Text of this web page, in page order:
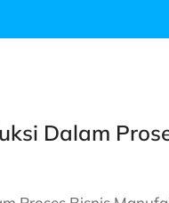
Dalam